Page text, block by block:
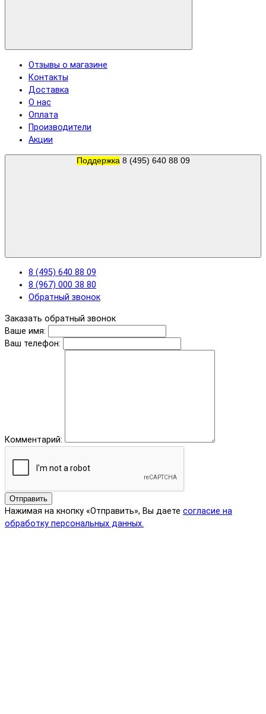
Отзывы о магазине
Контакты
Доставка
О нас
Оплата
Производители
Акции
Поддержка 8 (495) 640 88 09
8 (495) 640 88 09
8 (967) 000 38 80
Обратный звонок
Заказать обратный звонок
Ваше имя:
Ваш телефон:
Комментарий:
Отправить
Нажимая на кнопку «Отправить», Вы даете согласие на
обработку персональных данных.